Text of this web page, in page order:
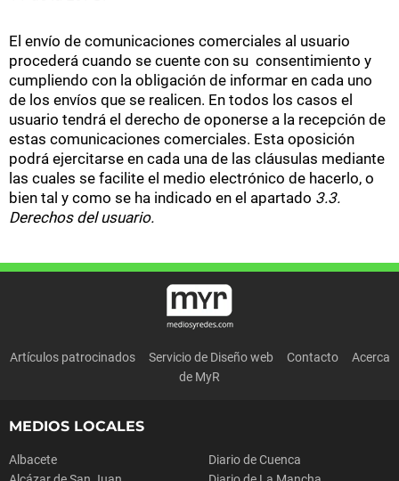
El envío de comunicaciones comerciales al usuario
procederá cuando se cuente con su consentimiento y
cumpliendo con la obligación de informar en cada uno
de los envíos que se realicen. En todos los casos el
usuario tendrá el derecho de oponerse a la recepción de
estas comunicaciones comerciales. Esta oposición
podrá ejercitarse en cada una de las cláusulas mediante
las cuales se facilite el medio electrónico de hacerlo, o
bien tal y como se ha indicado en el apartado 3.3.
Derechos del usuario.
Artículos patrocinados Servicio de Diseño web Contacto
Acerca
de MyR
MEDIOS LOCALES
Albacete
Diario de Cuenca